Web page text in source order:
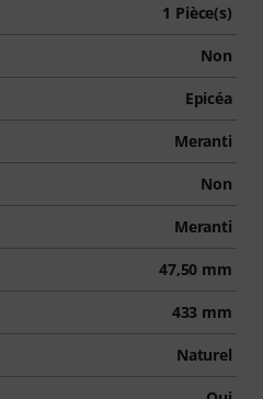
1 Pièce(s)
Non
Epicéa
Meranti
Non
Meranti
47,50 mm
433 mm
Naturel